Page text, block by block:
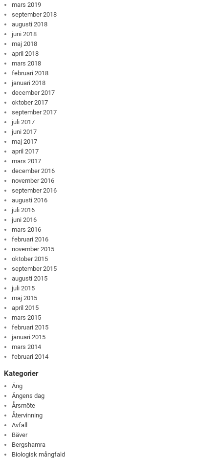
mars 2019
september 2018
augusti 2018
juni 2018
maj 2018
april 2018
mars 2018
februari 2018
januari 2018
december 2017
oktober 2017
september 2017
juli 2017
juni 2017
maj 2017
april 2017
mars 2017
december 2016
november 2016
september 2016
augusti 2016
juli 2016
juni 2016
mars 2016
februari 2016
november 2015
oktober 2015
september 2015
augusti 2015
juli 2015
maj 2015
april 2015
mars 2015
februari 2015
januari 2015
mars 2014
februari 2014
Kategorier
Äng
Ängens dag
Årsmöte
Återvinning
Avfall
Bäver
Bergshamra
Biologisk mångfald